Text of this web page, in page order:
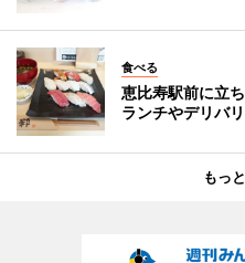
食べる
恵比寿駅前に立
ランチやデリバ
もっ